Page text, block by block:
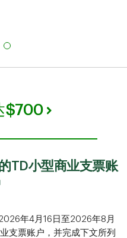
$700
TD小型商业支票账
年4月16日至2026年8月
支票账户，并完成下文所列